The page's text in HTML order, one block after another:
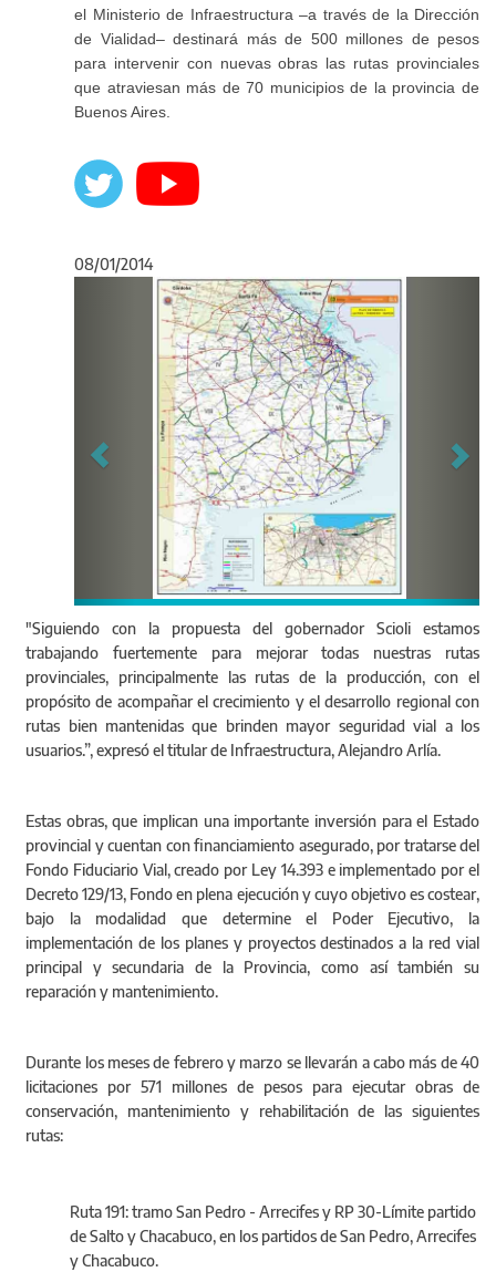
el Ministerio de Infraestructura –a través de la Dirección
de Vialidad– destinará más de 500 millones de pesos
para intervenir con nuevas obras las rutas provinciales
que atraviesan más de 70 municipios de la provincia de
Buenos Aires.
08/01/2014
Anterior
"Siguiendo con la propuesta del gobernador Scioli estamos
trabajando fuertemente para mejorar todas nuestras rutas
provinciales, principalmente las rutas de la producción, con el
propósito de acompañar el crecimiento y el desarrollo regional con
rutas bien mantenidas que brinden mayor seguridad vial a los
usuarios.”, expresó el titular de Infraestructura, Alejandro Arlía.
Estas obras, que implican una importante inversión para el Estado
provincial y cuentan con financiamiento asegurado, por tratarse del
Fondo Fiduciario Vial, creado por Ley 14.393 e implementado por el
Decreto 129/13, Fondo en plena ejecución y cuyo objetivo es costear,
bajo la modalidad que determine el Poder Ejecutivo, la
implementación de los planes y proyectos destinados a la red vial
principal y secundaria de la Provincia, como así también su
reparación y mantenimiento.
Durante los meses de febrero y marzo se llevarán a cabo más de 40
licitaciones por 571 millones de pesos para ejecutar obras de
conservación, mantenimiento y rehabilitación de las siguientes
rutas:
Ruta 191: tramo San Pedro - Arrecifes y RP 30-Límite partido
de Salto y Chacabuco, en los partidos de San Pedro, Arrecifes
y Chacabuco.